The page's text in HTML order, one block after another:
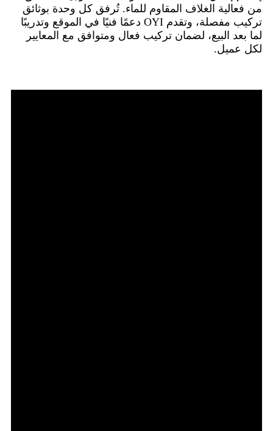
من فعالية الغلاف المقاوم للماء. تُرفق كل وحدة بوثائق
تركيب مفصلة، ​​وتقدم OYI دعمًا فنيًا في الموقع وتدريبًا
لما بعد البيع، لضمان تركيب فعال ومتوافق مع المعايير
لكل عميل.